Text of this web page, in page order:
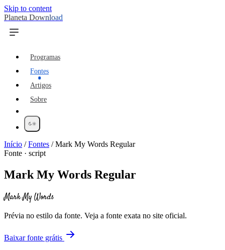
Skip to content
Planeta Download
Programas
Fontes
Artigos
Sobre
Início /Fontes /Mark My Words Regular
Fonte · script
Mark My Words Regular
Mark My Words
Prévia no estilo da fonte. Veja a fonte exata no site oficial.
Baixar fonte grátis